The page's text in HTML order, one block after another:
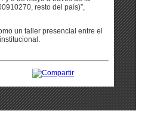
resto del país)”,
un taller presencial entre el